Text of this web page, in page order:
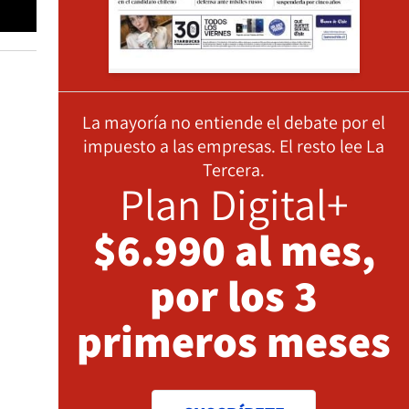
La mayoría no entiende el debate por el
impuesto a las empresas. El resto lee La
Tercera.
Plan Digital+
$6.990 al mes,
por los 3
primeros meses